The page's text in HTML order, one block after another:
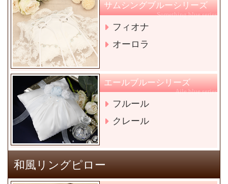
サムシングブルーシリーズ
Something blue series
フィオナ
オーロラ
エールブルーシリーズ
Aile blue series
フルール
クレール
和風リングピロー